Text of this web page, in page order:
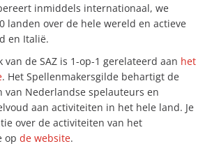
inmiddels internationaal, we
landen over de hele wereld en actieve
en Italië.
van de SAZ is 1-op-1 gerelateerd aan het
. Het Spellenmakersgilde behartigt de
van Nederlandse spelauteurs en
aan activiteiten in het hele land. Je
over de activiteiten van het
op de website.